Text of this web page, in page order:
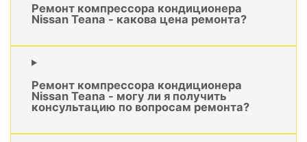
Ремонт компрессора кондиционера
Nissan Teana - какова цена ремонта?
Ремонт компрессора кондиционера
Nissan Teana - могу ли я получить
консультацию по вопросам ремонта?